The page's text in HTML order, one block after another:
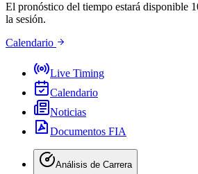
El pronóstico del tiempo estará disponible
la sesión.
Calendario
Live Timing
Calendario
Noticias
Documentos FIA
Análisis de Carrera